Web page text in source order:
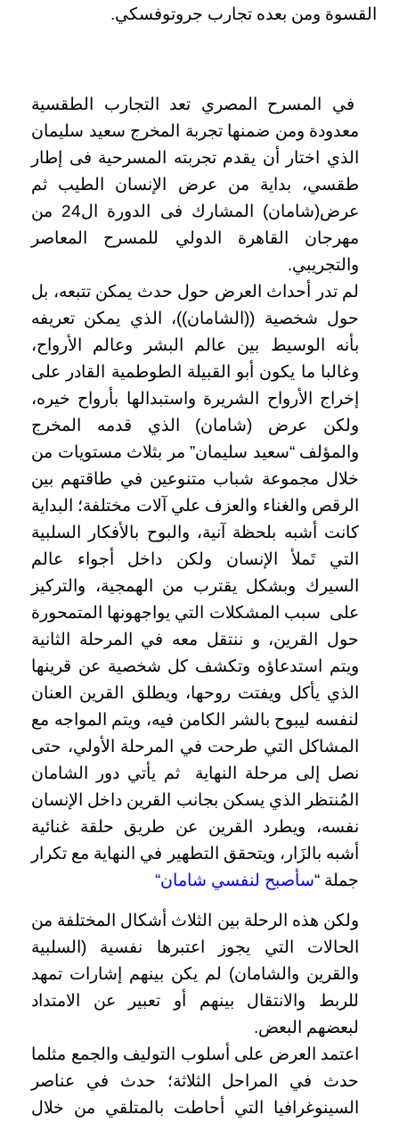
القسوة ومن بعده تجارب جروتوفسكي.
في المسرح المصري تعد التجارب الطقسية
معدودة ومن ضمنها تجربة المخرج سعيد سليمان
الذي اختار أن يقدم تجربته المسرحية فى إطار
طقسي، بداية من عرض الإنسان الطيب ثم
عرض)
شامان) المشارك فى الدورة ال24 من
مهرجان القاهرة الدولي للمسرح المعاصر
والتجريبي.
لم تدر أحداث العرض حول حدث يمكن تتبعه، بل
حول شخصية ((الشامان))، الذي يمكن تعريفه
بأنه الوسيط بين عالم البشر وعالم الأرواح،
وغالبا ما يكون أبو القبيلة الطوطمية القادر على
إخراج الأرواح الشريرة واستبدالها بأرواح خيره،
ولكن عرض (شامان) الذي قدمه المخرج
والمؤلف “سعيد سليمان” مر بثلاث مستويات من
خلال مجموعة شباب متنوعين في طاقتهم بين
الرقص والغناء والعزف علي آلات مختلفة؛ البداية
كانت أشبه بلحظة آنية، والبوح بالأفكار السلبية
التي تَملأ الإنسان ولكن داخل أجواء عالم
السيرك وبشكل يقترب من الهمجية، والتركيز
على سبب المشكلات التي يواجهونها المتمحورة
حول القرين، و ننتقل معه في المرحلة الثانية
ويتم استدعاؤه وتكشف كل شخصية عن قرينها
الذي يأكل ويفتت روحها، ويطلق القرين العنان
لنفسه ليبوح بالشر الكامن فيه، ويتم المواجه مع
المشاكل التي طرحت في المرحلة الأولي، حتى
نصل إلى مرحلة النهاية ثم يأتي دور الشامان
المُنتظر الذي يسكن بجانب القرين داخل الإنسان
نفسه، ويطرد القرين عن طريق حلقة غنائية
أشبه بالزَار، ويتحقق التطهير في النهاية مع تكرار
جملة “سأصبح لنفسي شامان“
ولكن هذه الرحلة بين الثلاث أشكال المختلفة من
الحالات التي يجوز اعتبرها نفسية (السلبية
والقرين والشامان) لم يكن بينهم إشارات تمهد
للربط والانتقال بينهم أو تعبير عن الامتداد
لبعضهم البعض.
اعتمد العرض على أسلوب التوليف والجمع مثلما
حدث في المراحل الثلاثة؛ حدث في عناصر
السينوغرافيا التي أحاطت بالمتلقي من خلال